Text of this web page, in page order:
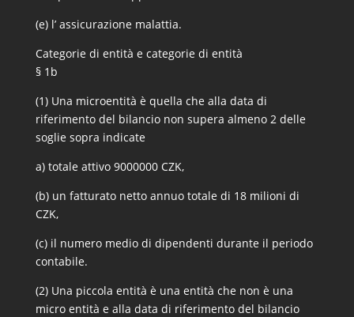
(e) l’ assicurazione malattia.
Categorie di entità e categorie di entità
§ 1b
(1) Una microentità è quella che alla data di
riferimento del bilancio non supera almeno 2 delle
soglie sopra indicate
a) totale attivo 9000000 CZK,
(b) un fatturato netto annuo totale di 18 milioni di
CZK,
(c) il numero medio di dipendenti durante il periodo
contabile.
(2) Una piccola entità è una entità che non è una
micro entità e alla data di riferimento del bilancio